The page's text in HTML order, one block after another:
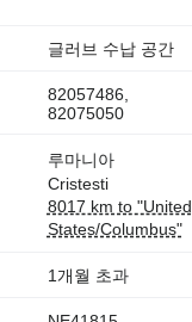
글러브 수납 공간
82057486,
82075050
루마니아
Cristesti
8017 km to "United
States/Columbus"
1개월 초과